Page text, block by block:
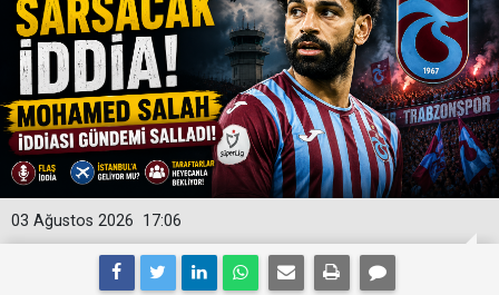
17:06
03 Ağustos 2026